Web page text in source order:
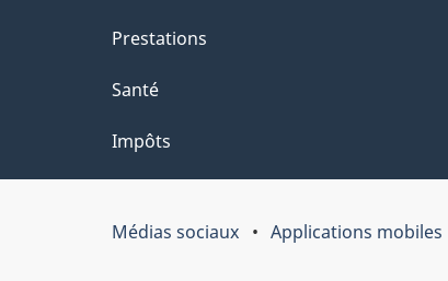
p
a
g
e
Prestations
Santé
Impôts
Organisation
Médias sociaux Applications mobiles